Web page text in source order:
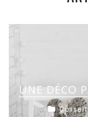
UNE DÉCO